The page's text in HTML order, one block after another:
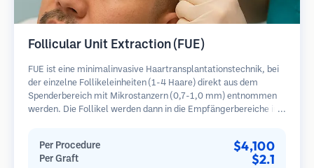
Follicular Unit Extraction (FUE)
FUE ist eine minimalinvasive Haartransplantationstechnik, bei
der einzelne Follikeleinheiten (1-4 Haare) direkt aus dem
Spenderbereich mit Mikrostanzern (0,7-1,0 mm) entnommen
werden. Die Follikel werden dann in die Empfängerbereiche in
im Vergleich zu Streifenentnahmemethoden.
Per Procedure $4,100
Per Graft $2.1